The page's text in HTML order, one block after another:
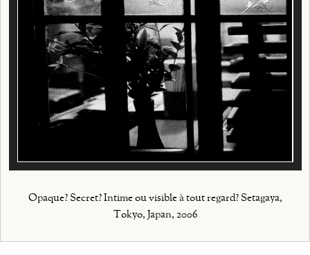
Opaque? Secret? Intime ou visible à tout regard? Setagaya,
Tokyo, Japan, 2006